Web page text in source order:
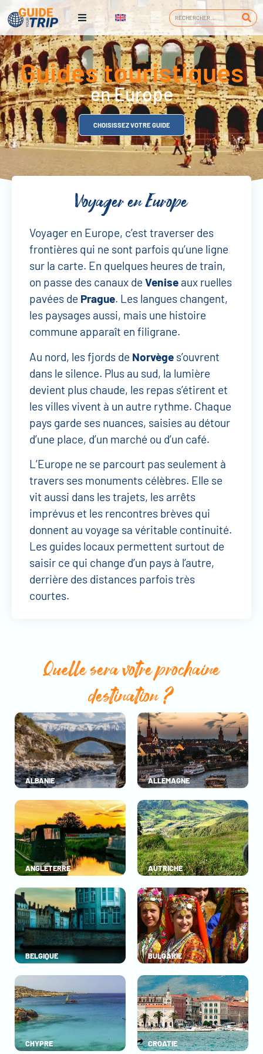
Guides touristiques
en Europe
CHOISISSEZ VOTRE GUIDE
Voyager en Europe
Voyager en Europe, c’est traverser des
frontières qui ne sont parfois qu’une ligne
sur la carte. En quelques heures de train,
on passe des canaux de Venise aux ruelles
pavées de Prague. Les langues changent,
les paysages aussi, mais une histoire
commune apparaît en filigrane.
Au nord, les fjords de Norvège s’ouvrent
dans le silence. Plus au sud, la lumière
devient plus chaude, les repas s’étirent et
les villes vivent à un autre rythme. Chaque
pays garde ses nuances, saisies au détour
d’une place, d’un marché ou d’un café.
L’Europe ne se parcourt pas seulement à
travers ses monuments célèbres. Elle se
vit aussi dans les trajets, les arrêts
imprévus et les rencontres brèves qui
donnent au voyage sa véritable continuité.
Les guides locaux permettent surtout de
saisir ce qui change d’un pays à l’autre,
derrière des distances parfois très
courtes.
Quelle sera votre prochaine
destination ?
ALBANIE ALLEMAGNE
ANGLETERRE AUTRICHE
BELGIQUE BULGARIE
CHYPRE CROATIE